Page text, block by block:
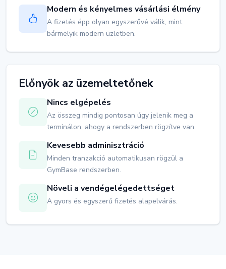
Modern és kényelmes vásárlási élmény
A fizetés épp olyan egyszerűvé válik, mint
bármelyik modern üzletben.
Előnyök az üzemeltetőnek
Nincs elgépelés
Az összeg mindig pontosan úgy jelenik meg a
terminálon, ahogy a rendszerben rögzítve van.
Kevesebb adminisztráció
Minden tranzakció automatikusan rögzül a
GymBase rendszerben.
Növeli a vendégelégedettséget
A gyors és egyszerű fizetés alapelvárás.